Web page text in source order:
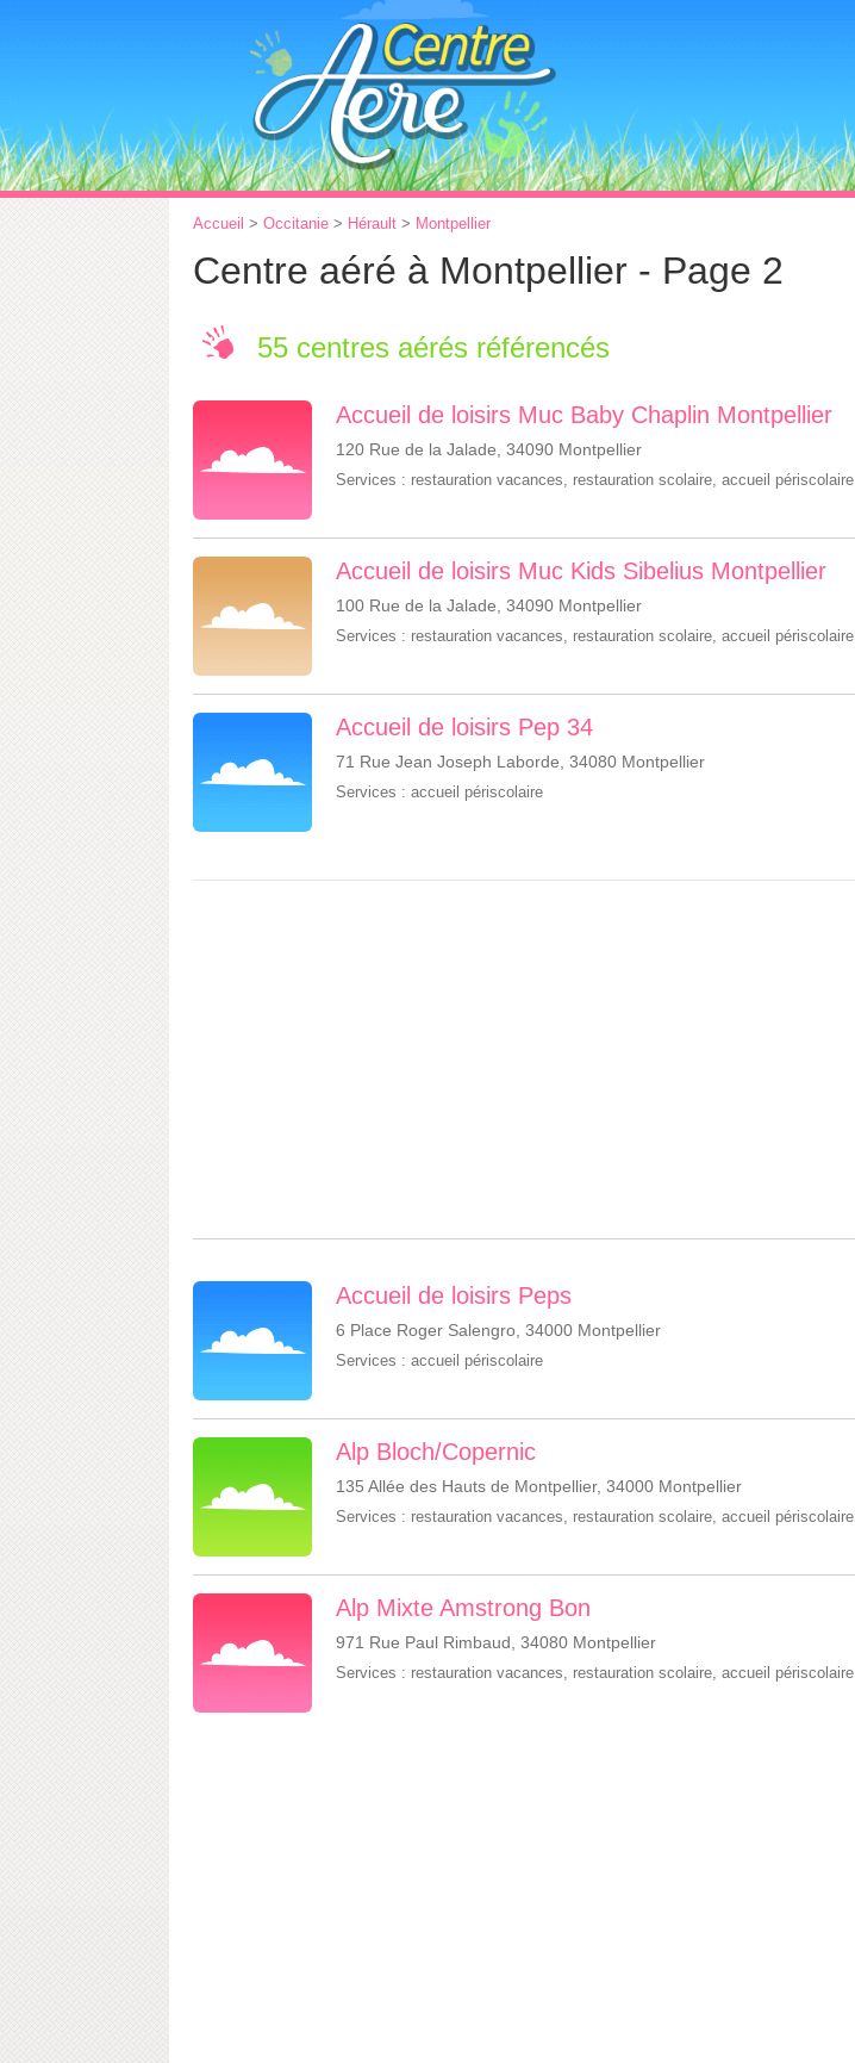
Accueil > Occitanie > Hérault > Montpellier
Centre aéré à Montpellier - Page 2
55 centres aérés référencés
Accueil de loisirs Muc Baby Chaplin Montpellier
120 Rue de la Jalade, 34090 Montpellier
Services : restauration vacances, restauration scolaire, accueil périscolaire
Accueil de loisirs Muc Kids Sibelius Montpellier
100 Rue de la Jalade, 34090 Montpellier
Services : restauration vacances, restauration scolaire, accueil périscolaire
Accueil de loisirs Pep 34
71 Rue Jean Joseph Laborde, 34080 Montpellier
Services : accueil périscolaire
Accueil de loisirs Peps
6 Place Roger Salengro, 34000 Montpellier
Services : accueil périscolaire
Alp Bloch/Copernic
135 Allée des Hauts de Montpellier, 34000 Montpellier
Services : restauration vacances, restauration scolaire, accueil périscolaire
Alp Mixte Amstrong Bon
971 Rue Paul Rimbaud, 34080 Montpellier
Services : restauration vacances, restauration scolaire, accueil périscolaire